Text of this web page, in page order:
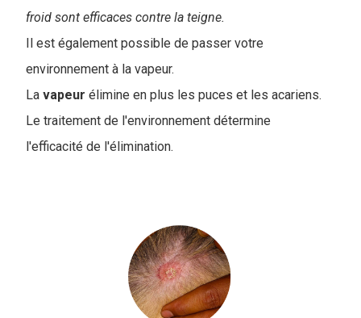
froid sont efficaces contre la teigne.
Il est également possible de passer votre
environnement à la vapeur.
La vapeur élimine en plus les puces et les acariens.
Le traitement de l'environnement détermine
l'efficacité de l'élimination.